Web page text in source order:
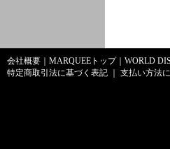
会社概要 MARQUEEトップ｜ WORLD
特定商取引法に基づく表記
支払い方法